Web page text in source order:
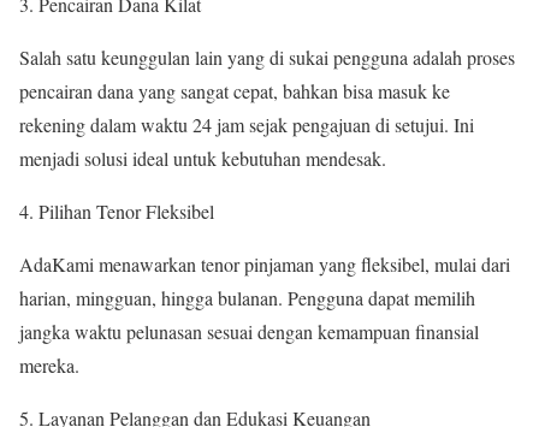
Salah satu keunggulan lain yang di sukai pengguna adalah proses
pencairan dana yang sangat cepat, bahkan bisa masuk ke
rekening dalam waktu 24 jam sejak pengajuan di setujui. Ini
menjadi solusi ideal untuk kebutuhan mendesak.
Pilihan Tenor Fleksibel
AdaKami menawarkan tenor pinjaman yang fleksibel, mulai dari
harian, mingguan, hingga bulanan. Pengguna dapat memilih
jangka waktu pelunasan sesuai dengan kemampuan finansial
mereka.
Layanan Pelanggan dan Edukasi Keuangan